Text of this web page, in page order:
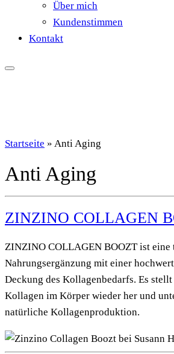
Über mich
Kundenstimmen
Kontakt
Startseite » Anti Aging
Anti Aging
ZINZINO COLLAGEN
ZINZINO COLLAGEN BOOZT ist eine
Nahrungsergänzung mit einer
Deckung des Kollagenbedarfs. Es
Kollagen im Körper wieder her und
natürliche Kollagenproduktion.